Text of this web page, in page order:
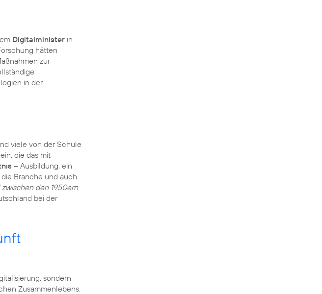
Digitalminister in
hätten
zur
in der
viele von der Schule
die das mit
– Ausbildung, ein
Branche und auch
den 1950ern
bei der
sondern
Zusammenlebens.